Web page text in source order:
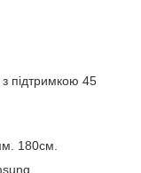
підтримкою 45
180см.